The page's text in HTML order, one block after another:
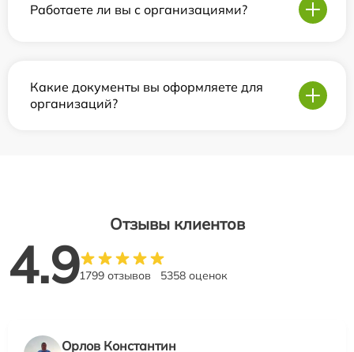
Работаете ли вы с организациями?
Какие документы вы оформляете для
организаций?
Отзывы клиентов
4.91799 отзывов 5358 оценок
Орлов Константин